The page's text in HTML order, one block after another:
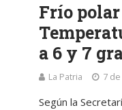
Frío
a 6 y 7
La Patria 7
Según la